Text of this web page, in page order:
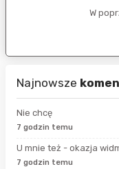
W
Najnowsze
Nie chcę
7 godzin temu
U mnie też - okazja
7 godzin temu